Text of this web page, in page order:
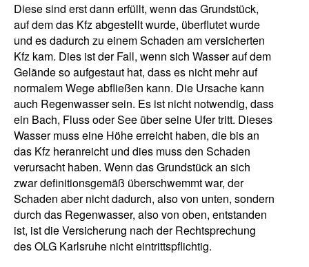
Diese sind erst dann erfüllt, wenn das Grundstück,
auf dem das Kfz abgestellt wurde, überflutet wurde
und es dadurch zu einem Schaden am versicherten
Kfz kam. Dies ist der Fall, wenn sich Wasser auf dem
Gelände so aufgestaut hat, dass es nicht mehr auf
normalem Wege abfließen kann. Die Ursache kann
auch Regenwasser sein. Es ist nicht notwendig, dass
ein Bach, Fluss oder See über seine Ufer tritt. Dieses
Wasser muss eine Höhe erreicht haben, die bis an
das Kfz heranreicht und dies muss den Schaden
verursacht haben. Wenn das Grundstück an sich
zwar definitionsgemäß überschwemmt war, der
Schaden aber nicht dadurch, also von unten, sondern
durch das Regenwasser, also von oben, entstanden
ist, ist die Versicherung nach der Rechtsprechung
des OLG Karlsruhe nicht eintrittspflichtig.